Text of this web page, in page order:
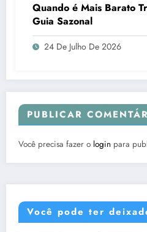
Quando é Mais Barato
Guia Sazonal
24 De Julho De 2026
PUBLICAR
Você precisa fazer o login para
Você pode ter